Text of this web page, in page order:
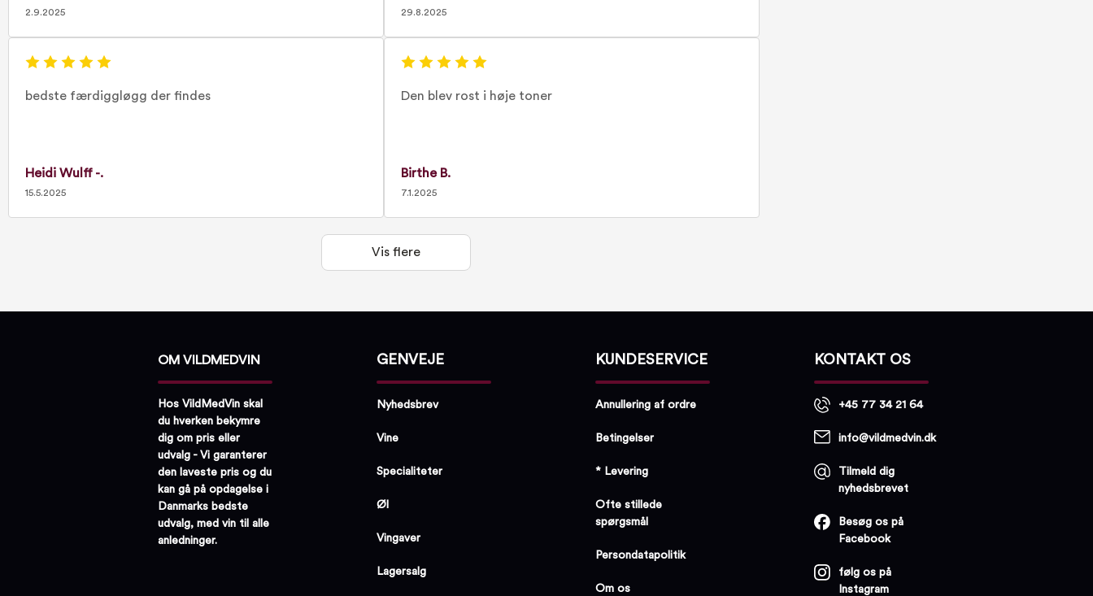
2.9.2025 29.8.2025
bedste færdiggløgg der findes
Heidi Wulff -.
15.5.2025
Den blev rost i høje toner
Birthe B.
7.1.2025
Vis flere
OM VILDMEDVIN
Hos VildMedVin skal
du hverken bekymre
dig om pris eller
udvalg - Vi garanterer
den laveste pris og du
kan gå på opdagelse i
Danmarks bedste
udvalg, med vin til alle
anledninger.
GENVEJE
Nyhedsbrev
Vine
Specialiteter
Øl
Vingaver
Lagersalg
KUNDESERVICE
Annullering af ordre
Betingelser
* Levering
Ofte stillede
spørgsmål
Persondatapolitik
Om os
KONTAKT OS
+45 77 34 21 64
info@vildmedvin.dk
Tilmeld dig
nyhedsbrevet
Besøg os på
Facebook
følg os på
Instagram